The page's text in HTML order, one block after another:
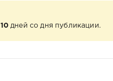
10дней со дня публикации.